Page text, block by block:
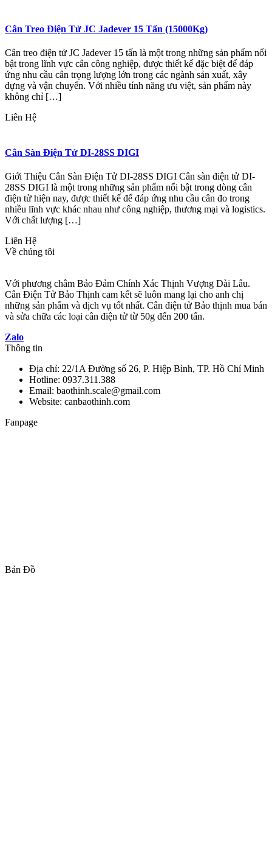
Cân Treo Điện Tử JC Jadever 15 Tấn (15000Kg)
Cân treo điện tử JC Jadever 15 tấn là một trong những sản phẩm nổi
bật trong lĩnh vực cân công nghiệp, được thiết kế đặc biệt để đáp
ứng nhu cầu cân trọng lượng lớn trong các ngành sản xuất, xây
dựng và vận chuyển. Với nhiều tính năng ưu việt, sản phẩm này
không chỉ […]
Liên Hệ
Cân Sàn Điện Tử DI-28SS DIGI
Giới Thiệu Cân Sàn Điện Tử DI-28SS DIGI Cân sàn điện tử DI-
28SS DIGI là một trong những sản phẩm nổi bật trong dòng cân
điện tử hiện nay, được thiết kế để đáp ứng nhu cầu cân đo trong
nhiều lĩnh vực khác nhau như công nghiệp, thương mại và logistics.
Với chất lượng […]
Liên Hệ
Về chúng tôi
Với phương châm Bảo Đảm Chính Xác Thịnh Vượng Dài Lâu.
Cân Điện Tử Bảo Thịnh cam kết sẽ luôn mang lại cho anh chị
những sản phẩm và dịch vụ tốt nhất. Cân điện tử Bảo thịnh mua bán
và sửa chữa các loại cân điện tử từ 50g đến 200 tấn.
Zalo
Thông tin
Địa chỉ: 22/1A Đường số 26, P. Hiệp Bình, TP. Hồ Chí Minh
Hotline: 0937.311.388
Email: baothinh.scale@gmail.com
Website: canbaothinh.com
Fanpage
Bản Đồ